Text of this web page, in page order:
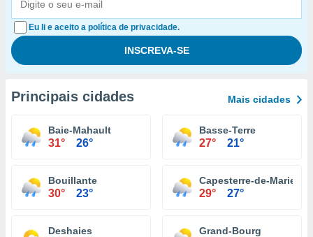
Eu li e aceito a política de privacidade.
Principais cidades Mais cidades
Baie-Mahault
31° 26°
Basse-Terre
27° 21°
Bouillante
30° 23°
Capesterre-de-Marie-
29° 27°
Deshaies Grand-Bourg